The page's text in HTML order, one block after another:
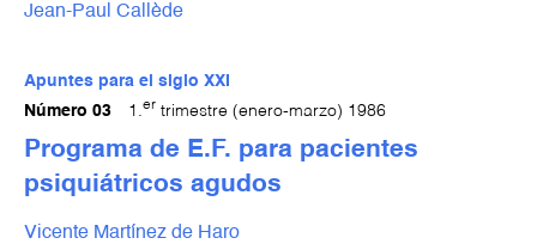
Jean-Paul Callède
Apuntes para el siglo XXI
Número 03
1. er trimestre (enero-marzo) 1986
Programa de E.F. para pacientes
psiquiátricos agudos
Vicente Martínez de Haro